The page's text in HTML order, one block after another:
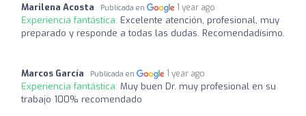
Marilena Acosta Publicada en 1 year ago
Experiencia fantástica: Excelente atención, profesional, muy
preparado y responde a todas las dudas. Recomendadísimo.
Marcos García Publicada en 1 year ago
Experiencia fantástica: Muy buen Dr. muy profesional en su
trabajo 100% recomendado